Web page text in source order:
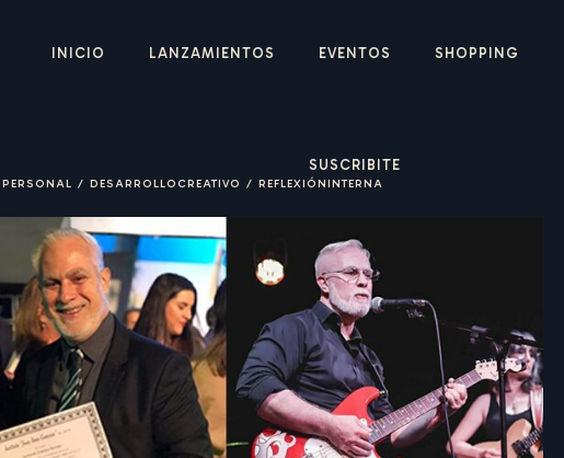
INICIO LANZAMIENTOS EVENTOS SHOPPING
SUSCRIBITE
/ DESARROLLOCREATIVO / REFLEXIÓNINTERNA